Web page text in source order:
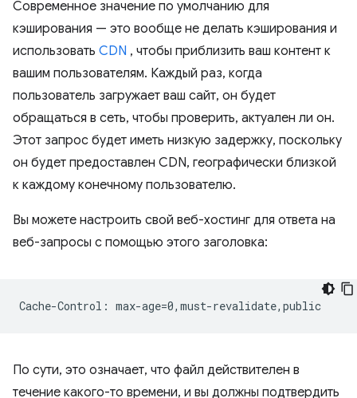
Современное значение по умолчанию для
кэширования — это вообще не делать кэширования и
использовать CDN , чтобы приблизить ваш контент к
вашим пользователям. Каждый раз, когда
пользователь загружает ваш сайт, он будет
обращаться в сеть, чтобы проверить, актуален ли он.
Этот запрос будет иметь низкую задержку, поскольку
он будет предоставлен CDN, географически близкой
к каждому конечному пользователю.
Вы можете настроить свой веб-хостинг для ответа на
веб-запросы с помощью этого заголовка:
По сути, это означает, что файл действителен в
течение какого-то времени, и вы должны подтвердить